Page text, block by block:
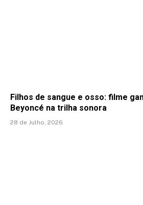
Filhos de sangue e osso: filme
Beyoncé na trilha sonora
28 de Julho, 2026